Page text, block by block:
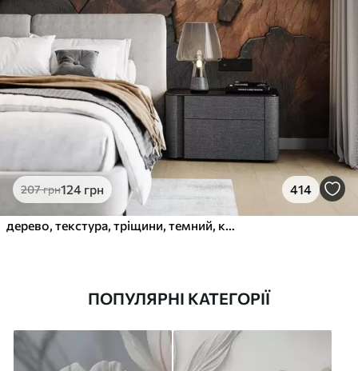
207грн124 грн 414
ПОПУЛЯРНІ КАТЕГОРІЇ